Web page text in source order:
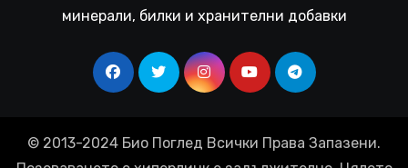
минерали, билки и хранителни добавки
© 2013-2024 Био Поглед Всички Права Запазени.